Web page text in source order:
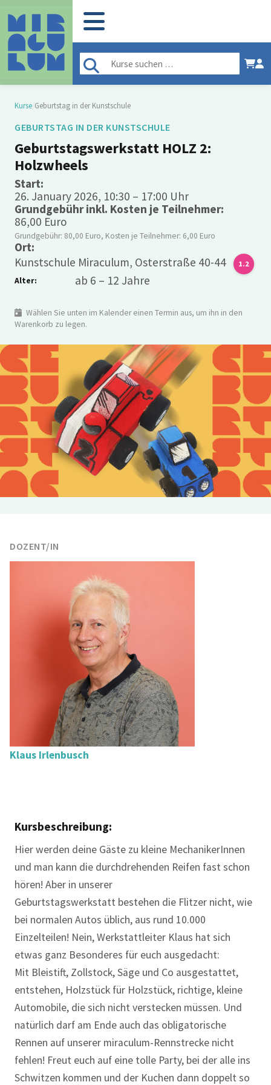
Kurse Geburtstag in der Kunstschule
GEBURTSTAG IN DER KUNSTSCHULE
Geburtstagswerkstatt HOLZ 2:
Holzwheels
Start:
26. January 2026, 10:30 – 17:00 Uhr
Grundgebühr inkl. Kosten je Teilnehmer:
86,00 Euro
Grundgebühr: 80,00 Euro, Kosten je Teilnehmer: 6,00 Euro
Ort:
Kunstschule Miraculum, Osterstraße 40-44
1.2
Alter: ab 6 – 12 Jahre
Wählen Sie unten im Kalender einen Termin aus, um ihn in den
Warenkorb zu legen.
DOZENT/IN
Klaus Irlenbusch
Kursbeschreibung:
Hier werden deine Gäste zu kleine MechanikerInnen
und man kann die durchdrehenden Reifen fast schon
hören! Aber in unserer
Geburtstagswerkstatt bestehen die Flitzer nicht, wie
bei normalen Autos üblich, aus rund 10.000
Einzelteilen! Nein, Werkstattleiter Klaus hat sich
etwas ganz Besonderes für euch ausgedacht:
Mit Bleistift, Zollstock, Säge und Co ausgestattet,
entstehen, Holzstück für Holzstück, richtige, kleine
Automobile, die sich nicht verstecken müssen. Und
natürlich darf am Ende auch das obligatorische
Rennen auf unserer miraculum-Rennstrecke nicht
fehlen! Freut euch auf eine tolle Party, bei der alle ins
Schwitzen kommen und der Kuchen dann doppelt so